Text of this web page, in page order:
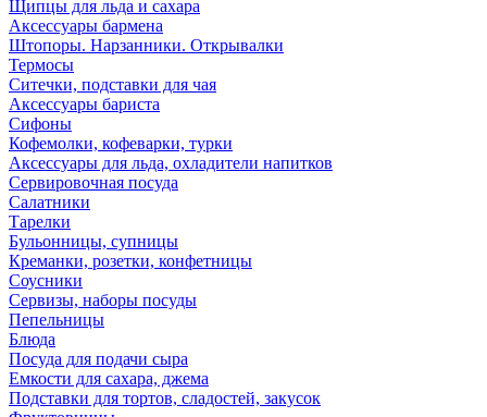
Щипцы для льда и сахара
Аксессуары бармена
Штопоры. Нарзанники. Открывалки
Термосы
Ситечки, подставки для чая
Аксессуары бариста
Сифоны
Кофемолки, кофеварки, турки
Аксессуары для льда, охладители напитков
Сервировочная посуда
Салатники
Тарелки
Бульонницы, супницы
Креманки, розетки, конфетницы
Соусники
Сервизы, наборы посуды
Пепельницы
Блюда
Посуда для подачи сыра
Емкости для сахара, джема
Подставки для тортов, сладостей, закусок